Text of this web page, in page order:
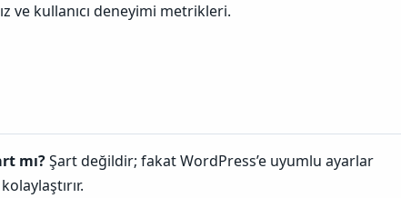
ve kullanıcı deneyimi metrikleri.
mı?Şart değildir; fakat WordPress’e uyumlu ayarlar